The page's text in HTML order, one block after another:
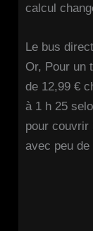
calcul
Le bus
Or, Pour un
de 12,99 €
à 1 h 25
pour couvrir
avec peu de